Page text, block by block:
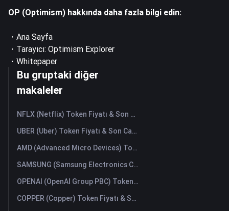
OP (Optimism) hakkında daha fazla bilgi edin:
・ Ana Sayfa
・Tarayıcı: Optimism Explorer
・ Whitepaper
Bu gruptaki diğer
makaleler
NFLX (Netflix) Token Fiyatı & Son Canlı Grafik
UBER (Uber) Token Fiyatı & Son Canlı Grafik
AMD (Advanced Micro Devices) Token Fiyatı & Son Canlı Grafik
SAMSUNG (Samsung Electronics Co., Ltd) Token Fiyatı & Son Canlı Grafik
OPENAI (OpenAI Group PBC) Token Fiyatı & Son Canlı Grafik
COPPER (Copper) Token Fiyatı & Son Canlı Grafik